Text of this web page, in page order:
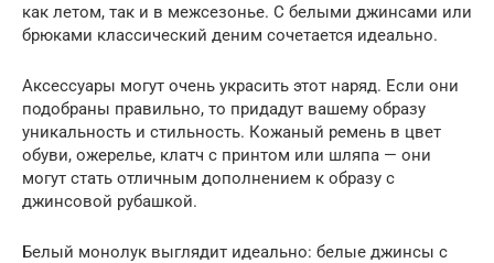
как летом, так и в межсезонье. С белыми джинсами или
брюками классический деним сочетается идеально.
Аксессуары могут очень украсить этот наряд. Если они
подобраны правильно, то придадут вашему образу
уникальность и стильность. Кожаный ремень в цвет
обуви, ожерелье, клатч с принтом или шляпа — они
могут стать отличным дополнением к образу с
джинсовой рубашкой.
Белый монолук выглядит идеально: белые джинсы с